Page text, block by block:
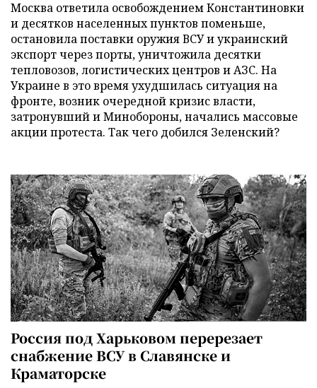
Москва ответила освобождением Константиновки
и десятков населенных пунктов поменьше,
остановила поставки оружия ВСУ и украинский
экспорт через порты, уничтожила десятки
тепловозов, логистических центров и АЗС. На
Украине в это время ухудшилась ситуация на
фронте, возник очередной кризис власти,
затронувший и Минобороны, начались массовые
акции протеста. Так чего добился Зеленский?
Россия под Харьковом перерезает
снабжение ВСУ в Славянске и
Краматорске